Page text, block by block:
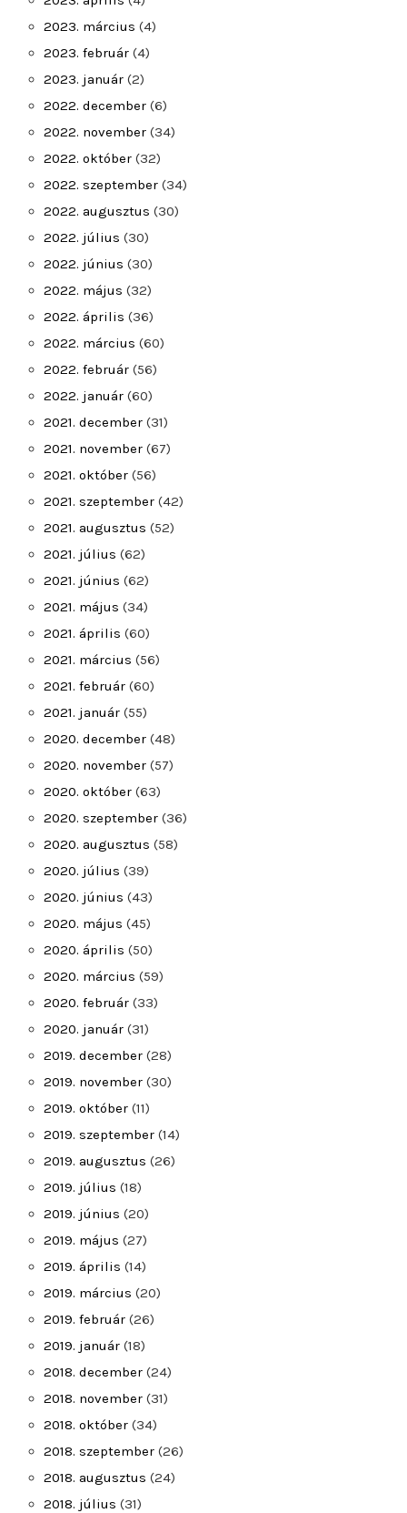
2023. március (4)
2023. február (4)
2023. január (2)
2022. december (6)
2022. november (34)
2022. október (32)
2022. szeptember (34)
2022. augusztus (30)
2022. július (30)
2022. június (30)
2022. május (32)
2022. április (36)
2022. március (60)
2022. február (56)
2022. január (60)
2021. december (31)
2021. november (67)
2021. október (56)
2021. szeptember (42)
2021. augusztus (52)
2021. július (62)
2021. június (62)
2021. május (34)
2021. április (60)
2021. március (56)
2021. február (60)
2021. január (55)
2020. december (48)
2020. november (57)
2020. október (63)
2020. szeptember (36)
2020. augusztus (58)
2020. július (39)
2020. június (43)
2020. május (45)
2020. április (50)
2020. március (59)
2020. február (33)
2020. január (31)
2019. december (28)
2019. november (30)
2019. október (11)
2019. szeptember (14)
2019. augusztus (26)
2019. július (18)
2019. június (20)
2019. május (27)
2019. április (14)
2019. március (20)
2019. február (26)
2019. január (18)
2018. december (24)
2018. november (31)
2018. október (34)
2018. szeptember (26)
2018. augusztus (24)
2018. július (31)